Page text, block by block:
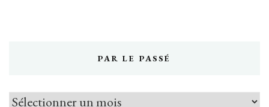
PAR LE PASSÉ
Par